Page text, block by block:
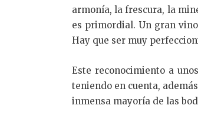
armonía, la frescura, la
es primordial. Un gran
Hay que ser muy
Este reconocimiento a
teniendo en cuenta,
inmensa mayoría de las